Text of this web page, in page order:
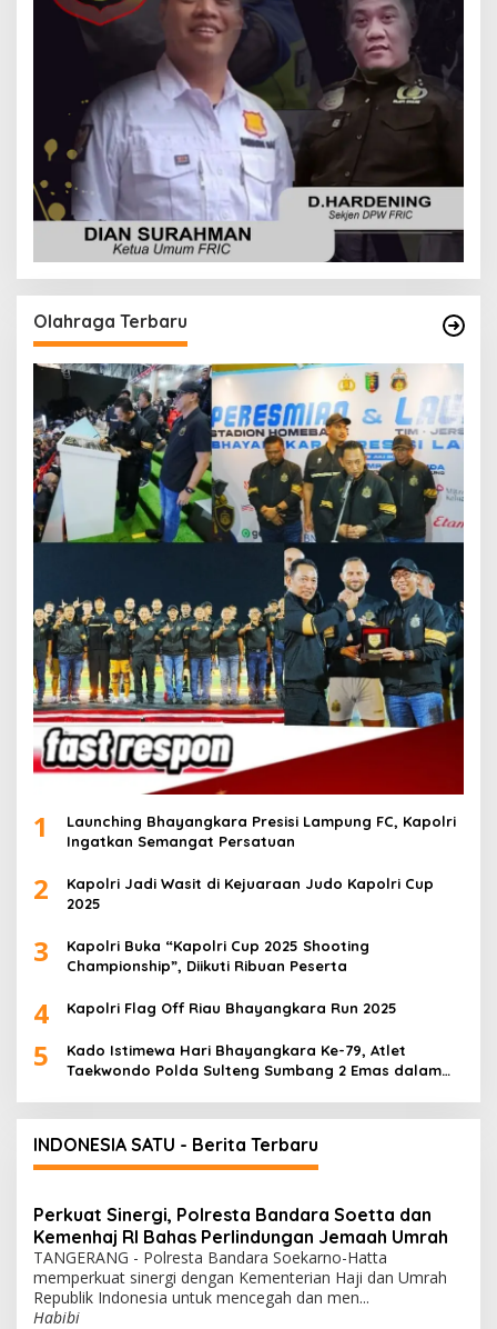
Olahraga Terbaru
1
Launching Bhayangkara Presisi Lampung FC, Kapolri
Ingatkan Semangat Persatuan
2
Kapolri Jadi Wasit di Kejuaraan Judo Kapolri Cup
2025
3
Kapolri Buka “Kapolri Cup 2025 Shooting
Championship”, Diikuti Ribuan Peserta
4 Kapolri Flag Off Riau Bhayangkara Run 2025
5
Kado Istimewa Hari Bhayangkara Ke-79, Atlet
Taekwondo Polda Sulteng Sumbang 2 Emas dalam
INDONESIA SATU - Berita Terbaru
Perkuat Sinergi, Polresta Bandara Soetta dan
Kemenhaj RI Bahas Perlindungan Jemaah Umrah
TANGERANG - Polresta Bandara Soekarno-Hatta
memperkuat sinergi dengan Kementerian Haji dan Umrah
Republik Indonesia untuk mencegah dan men...
Habibi